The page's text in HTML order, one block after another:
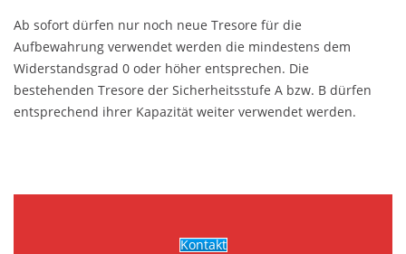
Ab sofort dürfen nur noch neue Tresore für die
Aufbewahrung verwendet werden die mindestens dem
Widerstandsgrad 0 oder höher entsprechen. Die
bestehenden Tresore der Sicherheitsstufe A bzw. B dürfen
entsprechend ihrer Kapazität weiter verwendet werden.
Kontakt